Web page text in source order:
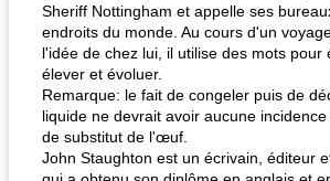
Sheriff Nottingham et appelle ses
endroits du monde. Au cours d'un
l'idée de chez lui, il utilise des mots pour
élever et évoluer.
Remarque: le fait de congeler puis de
liquide ne devrait avoir aucune
de substitut de l'œuf.
John Staughton est un écrivain, éditeur